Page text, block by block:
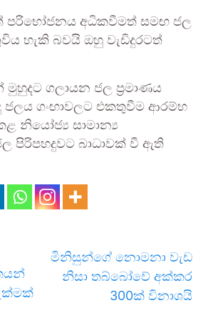
අධිකවීමත් සමඟ ජල
හැකි බවයි ඔහු වැඩිදුරටත්
මුහුදට ගලායන ජල ප්‍රමාණය
ජලය ගංඟාවලට එකතුවීම ආරම්භ
නියෝජ්‍ය සාමාන්‍ය
පිරිපහදුවට බාධාවක් වී ඇති
මිනිසුන්ගේ නොමනා වැඩ
නිසා තබ්බෝවේ අක්කර
300ක් විනාශයි